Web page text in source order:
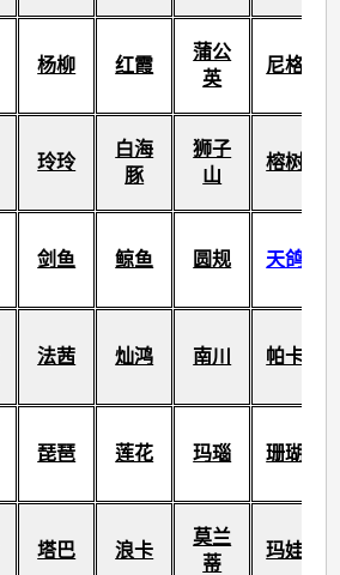
杨柳 红霞
蒲公
英
尼格
玲玲
白海
豚
狮子
山
榕树
剑鱼 鲸鱼 圆规 天鸽
法茜 灿鸿 南川 帕卡
琵琶 莲花 玛瑙 珊瑚
塔巴 浪卡
莫兰
蒂
玛娃